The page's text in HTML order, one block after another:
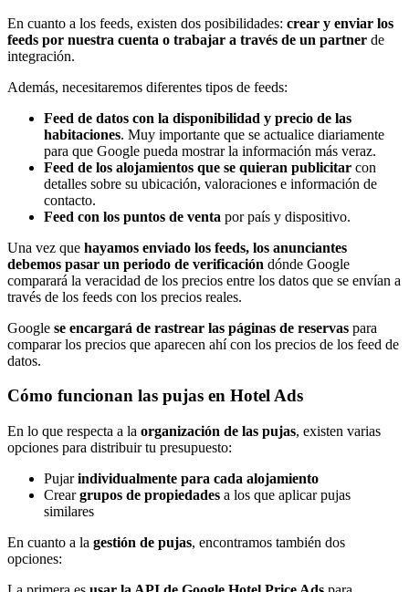
En cuanto a los feeds, existen dos posibilidades: crear y enviar los
feeds por nuestra cuenta o trabajar a través de un partner de
integración.
Además, necesitaremos diferentes tipos de feeds:
Feed de datos con la disponibilidad y precio de las
habitaciones. Muy importante que se actualice diariamente
para que Google pueda mostrar la información más veraz.
Feed de los alojamientos que se quieran publicitar con
detalles sobre su ubicación, valoraciones e información de
contacto.
Feed con los puntos de venta por país y dispositivo.
Una vez que hayamos enviado los feeds, los anunciantes
debemos pasar un periodo de verificación dónde Google
comparará la veracidad de los precios entre los datos que se envían a
través de los feeds con los precios reales.
Google se encargará de rastrear las páginas de reservas para
comparar los precios que aparecen ahí con los precios de los feed de
datos.
Cómo funcionan las pujas en Hotel Ads
En lo que respecta a la organización de las pujas, existen varias
opciones para distribuir tu presupuesto:
Pujarindividualmente para cada alojamiento
Creargrupos de propiedades a los que aplicar pujas
similares
En cuanto a la gestión de pujas, encontramos también dos
opciones: